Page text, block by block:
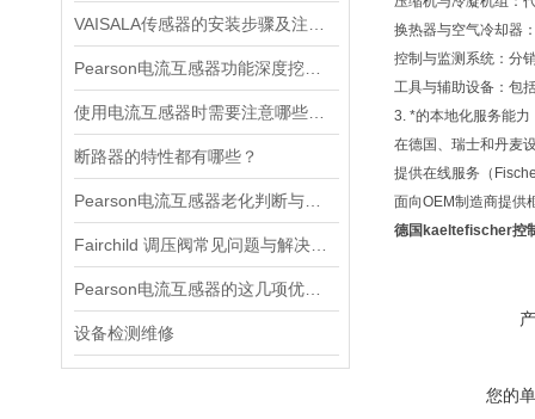
断路器的特性都有哪些？
设备检测维修
换热器与空气冷却器‌
控制与监测系统‌：分
工具与辅助设备‌：包
3. ‌*的本地化服务能力‌
在德国、瑞士和丹麦
提供在线服务（
面向OEM制造商提供
德国kaeltefischer控
您的